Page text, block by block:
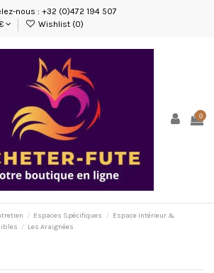
nous : +32 (0)472 194 507
Wishlist (0)
0
Espaces Spécifiques
Espace Intérieur &
Les Araignées